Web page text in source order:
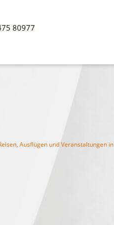
80977
Ausflügen und Veranstaltungen in